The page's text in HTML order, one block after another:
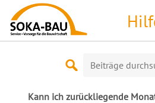
content
Suche
Kann ich zurückliegende